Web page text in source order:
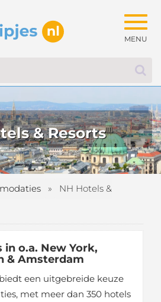
& Resorts
»
NH Hotels &
in o.a. New York,
& Amsterdam
een uitgebreide keuze
met meer dan 350 hotels